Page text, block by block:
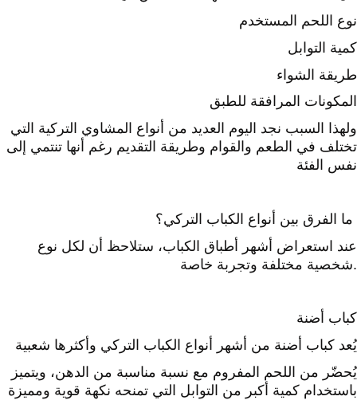
نوع اللحم المستخدم
كمية التوابل
طريقة الشواء
المكونات المرافقة للطبق
ولهذا السبب نجد اليوم العديد من أنواع المشاوي التركية التي
تختلف في الطعم والقوام وطريقة التقديم رغم أنها تنتمي إلى
نفس الفئة
عند استعراض أشهر أطباق الكباب، ستلاحظ أن لكل نوع
شخصية مختلفة وتجربة خاصة.
كباب أضنة
يُعد كباب أضنة من أشهر أنواع الكباب التركي وأكثرها شعبية
يُحضّر من اللحم المفروم مع نسبة مناسبة من الدهن، ويتميز
باستخدام كمية أكبر من التوابل التي تمنحه نكهة قوية ومميزة